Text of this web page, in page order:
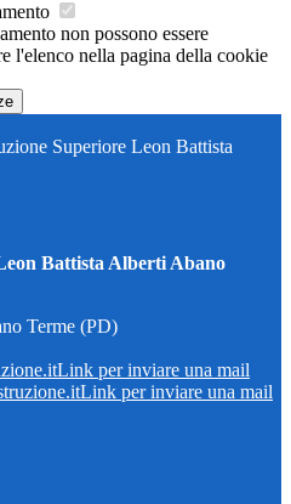
non possono essere
l'elenco nella pagina della cookie
Superiore Leon Battista
Battista Alberti Abano
Terme (PD)
Link per inviare una mail
Link per inviare una mail